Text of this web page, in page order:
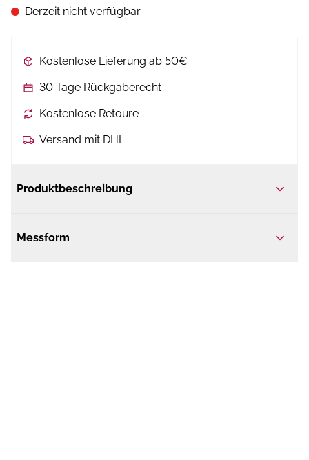
Derzeit nicht verfügbar
Kostenlose Lieferung ab 50€
30 Tage Rückgaberecht
Kostenlose Retoure
Versand mit DHL
Produktbeschreibung
Messform